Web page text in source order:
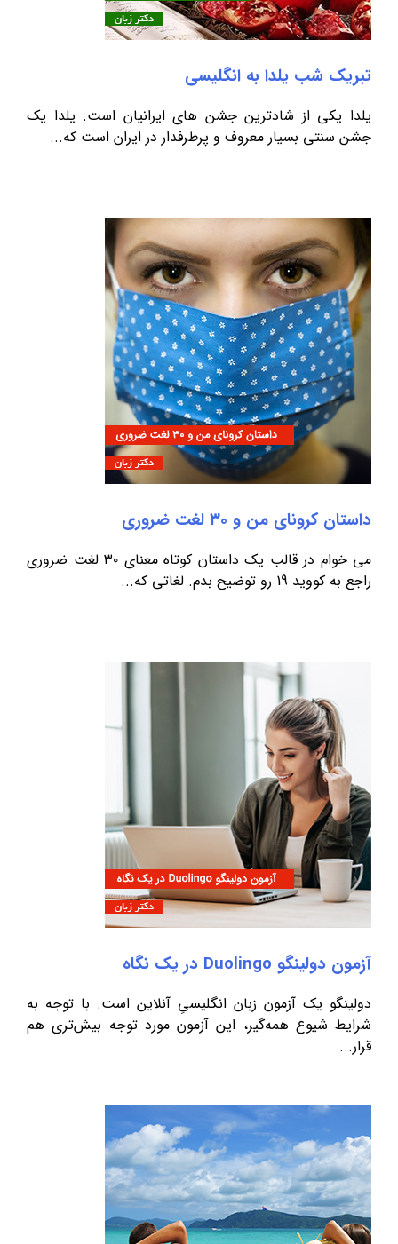
تبریک شب یلدا به انگلیسی
یلدا یکی از شادترین جشن های ایرانیان است. یلدا یک
جشن سنتی بسیار معروف و پرطرفدار در ایران است که...
داستان کرونای من و ۳۰ لغت ضروری
می خوام در قالب یک داستان کوتاه معنای ۳۰ لغت ضروری
راجع به کووید 19 رو توضیح بدم. لغاتی که...
آزمون دولینگو Duolingo در یک نگاه
دولینگو یک آزمون زبان انگلیسیِ آنلاین است. با توجه به
شرایط شیوع همه‌گیر، این آزمون مورد توجه بیش‌تری هم
قرار...